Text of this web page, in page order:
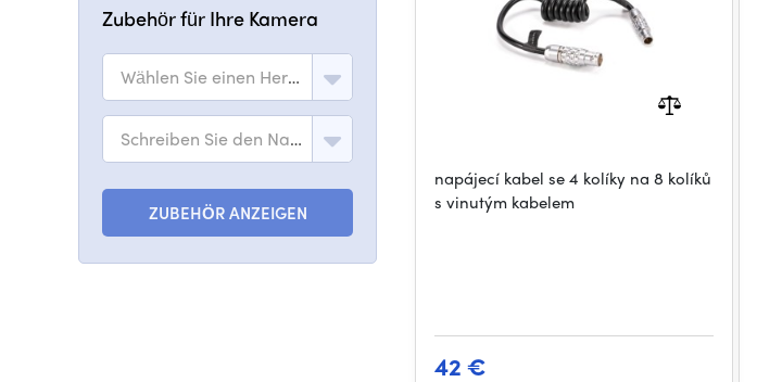
Zubehör für Ihre Kamera
Wählen Sie einen Hersteller
Schreiben Sie den Namen des Modells
ZUBEHÖR ANZEIGEN
napájecí kabel se 4 kolíky na 8 kolíků
s vinutým kabelem
42 €